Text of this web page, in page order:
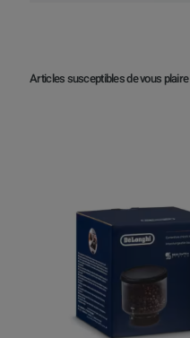
Articles susceptibles de vous plaire